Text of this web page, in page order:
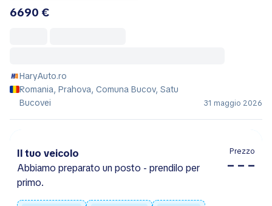
6690 €
HaryAuto.ro
Romania, Prahova, Comuna Bucov, Satu
Bucovei
31 maggio 2026
Il tuo veicolo
Abbiamo preparato un posto - prendilo per
primo.
Prezzo
– – –